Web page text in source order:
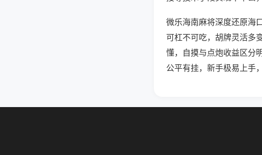
微乐海南麻将深度还原海
可杠不可吃，胡牌灵活多
懂，自摸与点炮收益区分
公平有挂，新手极易上手